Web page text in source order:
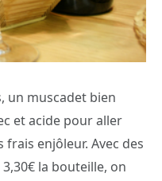
un muscadet bien
et acide pour aller
enjôleur. Avec des
la bouteille, on